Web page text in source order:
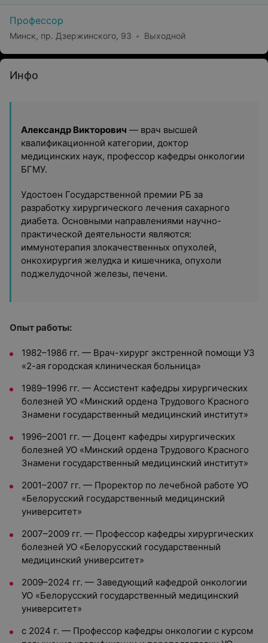
Профессор
Минск, пр. Дзержинского, 93 Выходной
Инфо
Александр Викторович — врач высшей
квалификационной категории, доктор
медицинских наук, профессор кафедры онкологии
БГМУ.
Удостоен Государственной премии РБ за
разработку хирургического лечения сахарного
диабета. Основными направлениями научно-
практической деятельности являются:
иммунотерапия злокачественных опухолей,
онкохирургия желудка и кишечника, опухоли
поджелудочной железы, печени.
Опыт работы:
1982–1986 гг. — Врач-хирург экстренной помощи УЗ
«2-ая городская клиническая больница»
1989–1996 гг. — Ассистент кафедры хирургических
болезней УО «Минский ордена Трудового Красного
Знамени государственный медицинский институт»
1996–2001 гг. — Доцент кафедры хирургических
болезней УО «Минский ордена Трудового Красного
Знамени государственный медицинский институт»
2001–2007 гг. — Проректор по лечебной работе УО
«Белорусский государственный медицинский
университет»
2007–2009 гг. — Профессор кафедры хирургических
болезней УО «Белорусский государственный
медицинский университет»
2009–2024 гг. — Заведующий кафедрой онкологии
УО «Белорусский государственный медицинский
университет»
с 2024 г. — Профессор кафедры онкологии с курсом